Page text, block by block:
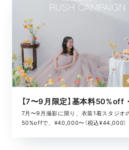
7月〜9月撮影に限り、衣装1着スタジオ
50%offで、¥40,000〜（税込¥44,000）